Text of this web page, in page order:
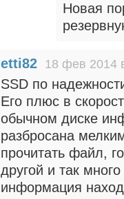
Новая
etti82 18 фев 2014
SSD по
Его плюс в
обычном диске
разбросана
прочитать файл,
другой и так
информация